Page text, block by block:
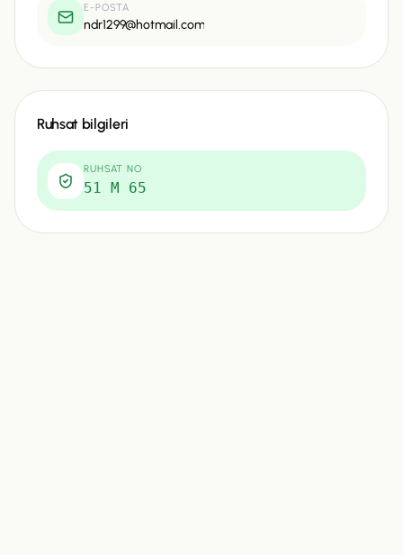
E-POSTA
ndr1299@hotmail.com
Ruhsat bilgileri
RUHSAT NO
51 M 65